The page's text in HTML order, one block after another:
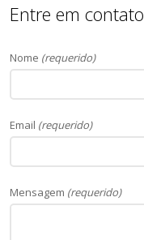
Entre em contato
Nome (requerido)
Email (requerido)
Mensagem (requerido)